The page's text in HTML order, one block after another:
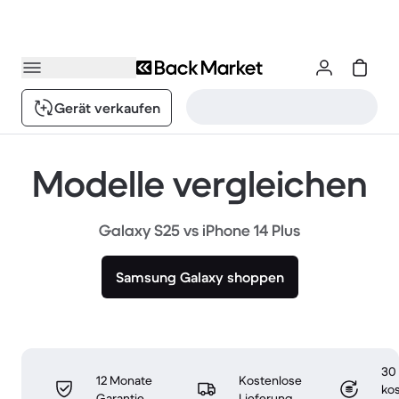
Gerät verkaufen
Modelle vergleichen
Galaxy S25 vs iPhone 14 Plus
Samsung Galaxy shoppen
12 Monate
Kostenlose
30